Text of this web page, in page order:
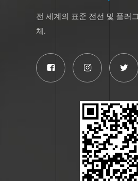
전 세계의 표준 전선 및 플러
체.